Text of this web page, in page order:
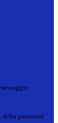
password